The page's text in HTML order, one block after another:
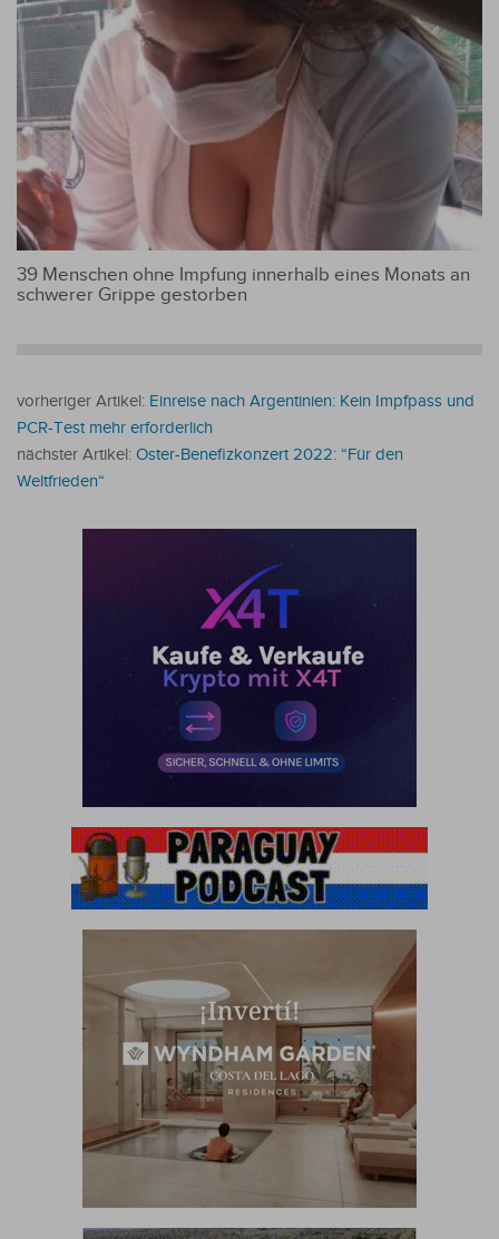
39 Menschen ohne Impfung innerhalb eines Monats an
schwerer Grippe gestorben
vorheriger Artikel: Einreise nach Argentinien: Kein Impfpass und
PCR-Test mehr erforderlich
nächster Artikel: Oster-Benefizkonzert 2022: “Für den
Weltfrieden“